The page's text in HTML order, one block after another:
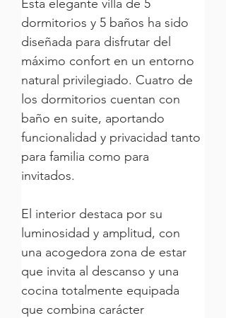
Esta elegante villa de 5
dormitorios y 5 baños ha sido
diseñada para disfrutar del
máximo confort en un entorno
natural privilegiado. Cuatro de
los dormitorios cuentan con
baño en suite, aportando
funcionalidad y privacidad tanto
para familia como para
invitados.
El interior destaca por su
luminosidad y amplitud, con
una acogedora zona de estar
que invita al descanso y una
cocina totalmente equipada
que combina carácter